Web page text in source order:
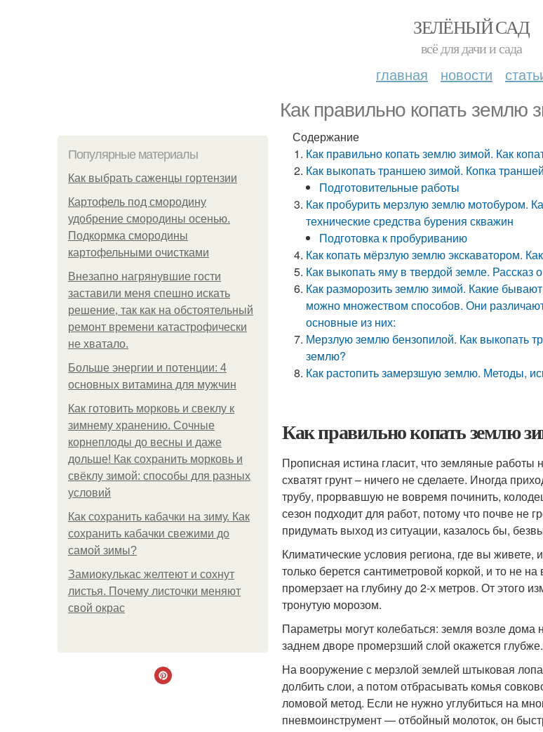
ЗЕЛЁНЫЙ САД
всё для дачи и сада
главная новости
Как правильно копать землю
Популярные материалы
Как выбрать саженцы гортензии
Картофель под смородину
удобрение смородины осенью.
Подкормка смородины
картофельными очистками
Внезапно нагрянувшие гости
заставили меня спешно искать
решение, так как на обстоятельный
ремонт времени катастрофически
не хватало.
Больше энергии и потенции: 4
основных витамина для мужчин
Как готовить морковь и свеклу к
зимнему хранению. Сочные
корнеплоды до весны и даже
дольше! Как сохранить морковь и
свёклу зимой: способы для разных
условий
Как сохранить кабачки на зиму. Как
сохранить кабачки свежими до
самой зимы?
Замиокулькас желтеют и сохнут
листья. Почему листочки меняют
свой окрас
Содержание
Как правильно копать землю зимой. Как
Как выкопать траншею зимой. Копка
Подготовительные работы
Как пробурить мерзлую землю мотобуром.
технические средства бурения скважин
Подготовка к пробуриванию
Как копать мёрзлую землю экскаватором.
Как выкопать яму в твердой земле. Рассказ
Как разморозить землю зимой. Какие
можно множеством способов. Они
основные из них:
Мерзлую землю бензопилой. Как выкопать
землю?
Как растопить замерзшую землю. Методы,
Как правильно копать землю
Прописная истина гласит, что земляные
схватят грунт – ничего не сделаете. Иногда
трубу, прорвавшую не вовремя починить,
сезон подходит для работ, потому что почве не
придумать выход из ситуации, казалось бы,
Климатические условия региона, где вы
только берется сантиметровой коркой, и то не
промерзает на глубину до 2-х метров. От этого
тронутую морозом.
Параметры могут колебаться: земля возле дома
заднем дворе промерзший слой окажется глубже.
На вооружение с мерзлой землей штыковая
долбить слои, а потом отбрасывать комья
ломовой метод. Если не нужно углубиться на
пневмоинструмент — отбойный молоток, он